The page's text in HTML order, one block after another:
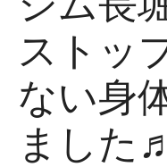
ストッ
ない身
ました♬